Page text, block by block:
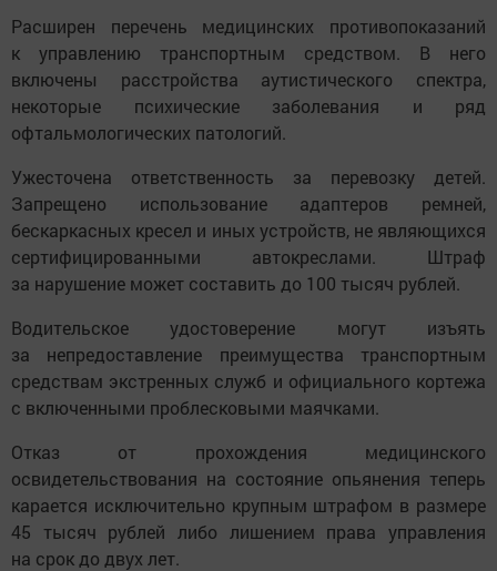
Расширен перечень медицинских противопоказаний
к управлению транспортным средством. В него
включены расстройства аутистического спектра,
некоторые психические заболевания и ряд
офтальмологических патологий.
Ужесточена ответственность за перевозку детей.
Запрещено использование адаптеров ремней,
бескаркасных кресел и иных устройств, не являющихся
сертифицированными автокреслами. Штраф
за нарушение может составить до 100 тысяч рублей.
Водительское удостоверение могут изъять
за непредоставление преимущества транспортным
средствам экстренных служб и официального кортежа
с включенными проблесковыми маячками.
Отказ от прохождения медицинского
освидетельствования на состояние опьянения теперь
карается исключительно крупным штрафом в размере
45 тысяч рублей либо лишением права управления
на срок до двух лет.